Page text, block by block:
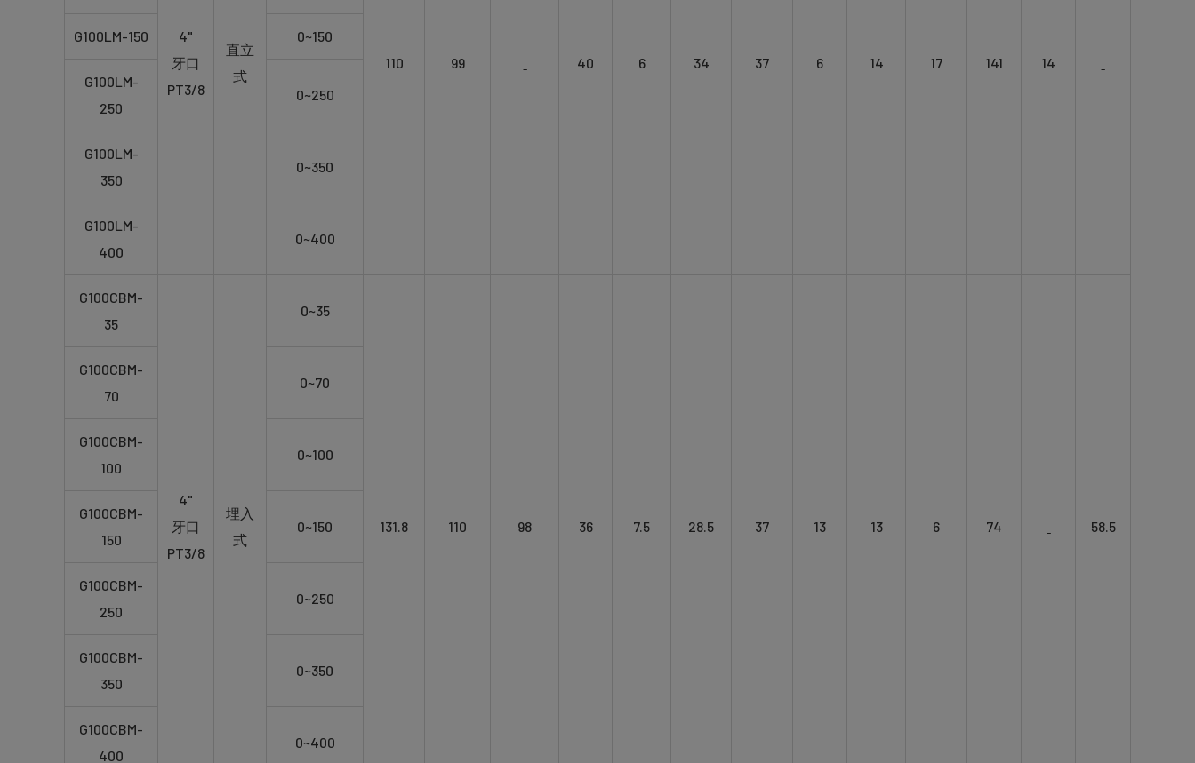
4"
牙口
PT3/8
直立
式
110 99 40 6 34 37 6 14 17 141 14
G100LM-150 0~150
G100LM-
250
0~250
G100LM-
350
0~350
G100LM-
400
0~400
G100CBM-
35
4"
牙口
PT3/8
埋入
式
0~35
131.8 110 98 36 7.5 28.5 37 13 13 6 74 58.5
G100CBM-
70
0~70
G100CBM-
100
0~100
G100CBM-
150
0~150
G100CBM-
250
0~250
G100CBM-
350
0~350
G100CBM-
400
0~400